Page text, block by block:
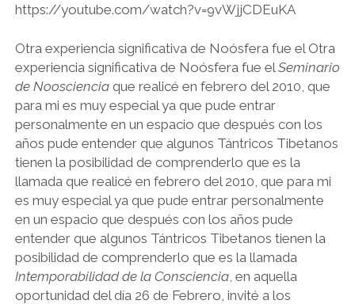
https://youtube.com/watch?v=9vWjjCDEuKA
Otra experiencia significativa de Noósfera fue el Otra
experiencia significativa de Noósfera fue elSeminario
de Nooscienciaque realicé en febrero del 2010, que
para mi es muy especial ya que pude entrar
personalmente en un espacio que después con los
años pude entender que algunos Tántricos Tibetanos
tienen la posibilidad de comprenderlo que es la
llamada que realicé en febrero del 2010, que para mi
es muy especial ya que pude entrar personalmente
en un espacio que después con los años pude
entender que algunos Tántricos Tibetanos tienen la
posibilidad de comprenderlo que es la llamada
Intemporabilidad de la Consciencia, en aquella
oportunidad del día 26 de Febrero, invité a los